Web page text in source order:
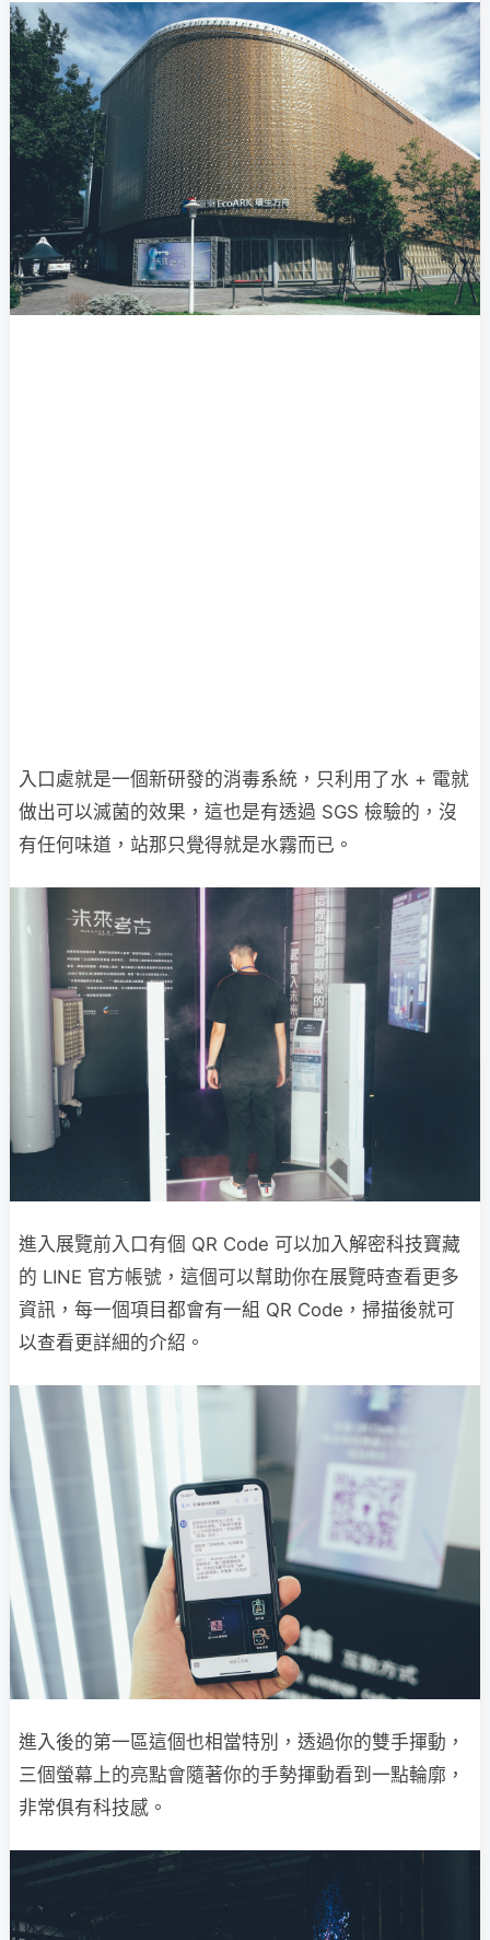
入口處就是一個新研發的消毒系統，只利用了水 + 電就
做出可以滅菌的效果，這也是有透過 SGS 檢驗的，沒
有任何味道，站那只覺得就是水霧而已。
進入展覽前入口有個 QR Code 可以加入解密科技寶藏
的 LINE 官方帳號，這個可以幫助你在展覽時查看更多
資訊，每一個項目都會有一組 QR Code，掃描後就可
以查看更詳細的介紹。
進入後的第一區這個也相當特別，透過你的雙手揮動，
三個螢幕上的亮點會隨著你的手勢揮動看到一點輪廓，
非常俱有科技感。